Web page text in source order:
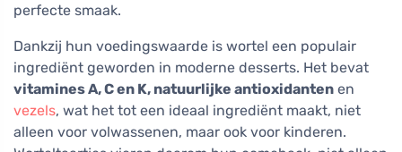
perfecte smaak.
Dankzij hun voedingswaarde is wortel een populair
ingrediënt geworden in moderne desserts. Het bevat
vitamines A, C en K, natuurlijke antioxidanten en
vezels, wat het tot een ideaal ingrediënt maakt, niet
alleen voor volwassenen, maar ook voor kinderen.